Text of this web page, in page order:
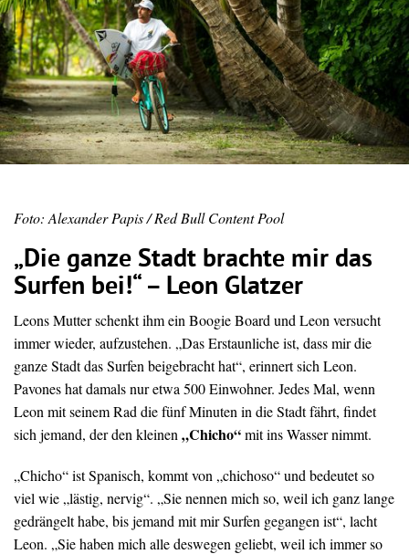
Foto: Alexander Papis / Red Bull Content Pool
„Die ganze Stadt brachte mir das
Surfen bei!“ – Leon Glatzer
Leons Mutter schenkt ihm ein Boogie Board und Leon versucht
immer wieder, aufzustehen. „Das Erstaunliche ist, dass mir die
ganze Stadt das Surfen beigebracht hat“, erinnert sich Leon.
Pavones hat damals nur etwa 500 Einwohner. Jedes Mal, wenn
Leon mit seinem Rad die fünf Minuten in die Stadt fährt, findet
sich jemand, der den kleinen„Chicho“mit ins Wasser nimmt.
„Chicho“ ist Spanisch, kommt von „chichoso“ und bedeutet so
viel wie „lästig, nervig“. „Sie nennen mich so, weil ich ganz lange
gedrängelt habe, bis jemand mit mir Surfen gegangen ist“, lacht
Leon. „Sie haben mich alle deswegen geliebt, weil ich immer so